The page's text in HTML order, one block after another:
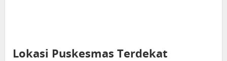
Lokasi Puskesmas Terdekat